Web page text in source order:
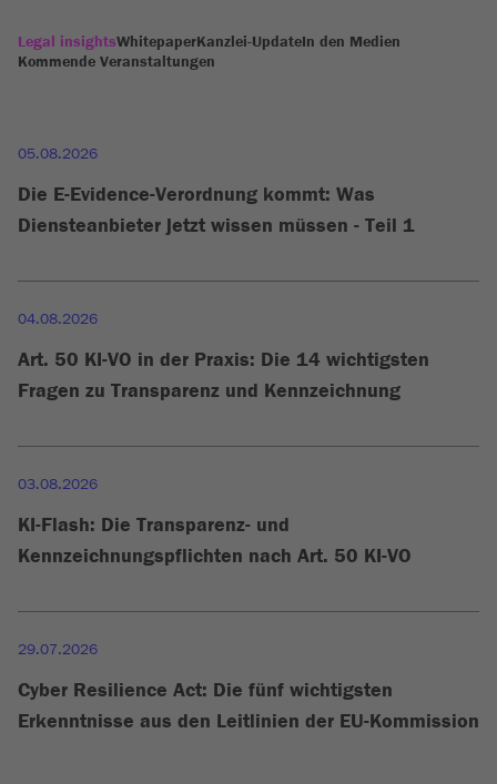
Legal insightsWhitepaperKanzlei-UpdateIn den Medien
Kommende Veranstaltungen
05.08.2026
Die E-Evidence-Verordnung kommt: Was
Diensteanbieter jetzt wissen müssen - Teil 1
04.08.2026
Art. 50 KI-VO in der Praxis: Die 14 wichtigsten
Fragen zu Transparenz und Kennzeichnung
03.08.2026
KI-Flash: Die Transparenz- und
Kennzeichnungspflichten nach Art. 50 KI-VO
29.07.2026
Cyber Resilience Act: Die fünf wichtigsten
Erkenntnisse aus den Leitlinien der EU-Kommission